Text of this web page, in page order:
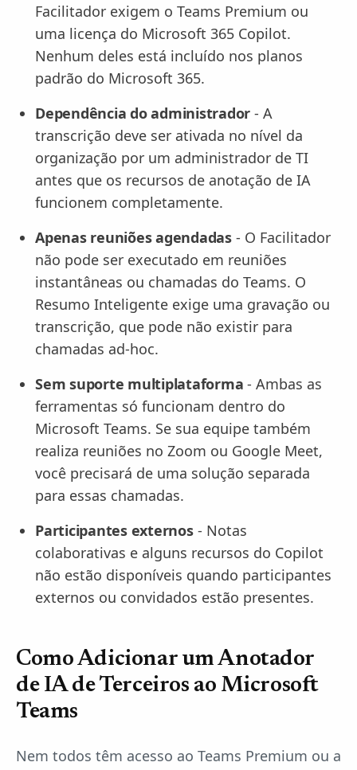
Facilitador exigem o Teams Premium ou
uma licença do Microsoft 365 Copilot.
Nenhum deles está incluído nos planos
padrão do Microsoft 365.
Dependência do administrador - A
transcrição deve ser ativada no nível da
organização por um administrador de TI
antes que os recursos de anotação de IA
funcionem completamente.
Apenas reuniões agendadas- O Facilitador
não pode ser executado em reuniões
instantâneas ou chamadas do Teams. O
Resumo Inteligente exige uma gravação ou
transcrição, que pode não existir para
chamadas ad-hoc.
Sem suporte multiplataforma - Ambas as
ferramentas só funcionam dentro do
Microsoft Teams. Se sua equipe também
realiza reuniões no Zoom ou Google Meet,
você precisará de uma solução separada
para essas chamadas.
Participantes externos- Notas
colaborativas e alguns recursos do Copilot
não estão disponíveis quando participantes
externos ou convidados estão presentes.
Como Adicionar um Anotador
de IA de Terceiros ao Microsoft
Teams
Nem todos têm acesso ao Teams Premium ou a